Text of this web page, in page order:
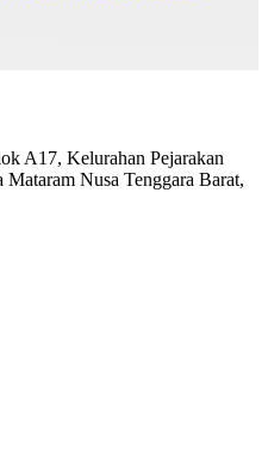
A17, Kelurahan Pejarakan
Nusa Tenggara Barat,